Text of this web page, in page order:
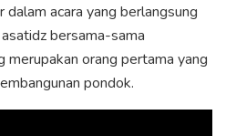
acara yang berlangsung
bersama-sama
merupakan orang pertama yang
pondok.